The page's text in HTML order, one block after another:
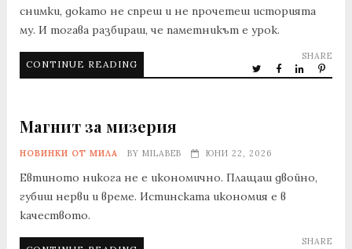
снимки, докато не спреш и не прочетеш историята
му. И тогава разбираш, че паметникът е урок.
CONTINUE READING
SHARE
Магнит за мизерия
НОВИНКИ ОТ МИЛА BY MILABEB ЮНИ 22, 2026
Евтиното никога не е икономично. Плащаш двойно,
губиш нерви и време. Истинската икономия е в
качеството.
SHARE